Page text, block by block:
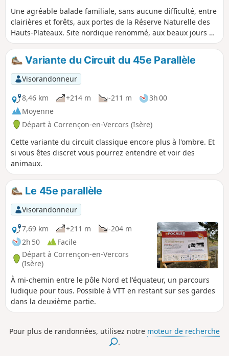
Une agréable balade familiale, sans aucune difficulté, entre
clairières et forêts, aux portes de la Réserve Naturelle des
Hauts-Plateaux. Site nordique renommé, aux beaux jours un
golf 18 trous, une piste pour ski roue, un stade de tir
professionnel et de nombreux itinéraires balisés font de ce
domaine, outre celui des randonneurs, le bonheur des
golfeurs, biathlètes, vététistes et runners.
Variante du Circuit du 45e Parallèle
Visorandonneur
8,46 km
+214 m -211 m
3h 00
Moyenne
Départ à Corrençon-en-Vercors (Isère)
Cette variante du circuit classique encore plus à l'ombre. Et
si vous êtes discret vous pourrez entendre et voir des
animaux.
Le 45e parallèle
Visorandonneur
7,69 km
+211 m
-204 m
2h 50
Facile
Départ à Corrençon-en-Vercors
(Isère)
À mi-chemin entre le pôle Nord et l'équateur, un parcours
ludique pour tous. Possible à VTT en restant sur ses gardes
dans la deuxième partie.
Pour plus de randonnées, utilisez notre moteur de recherche
.